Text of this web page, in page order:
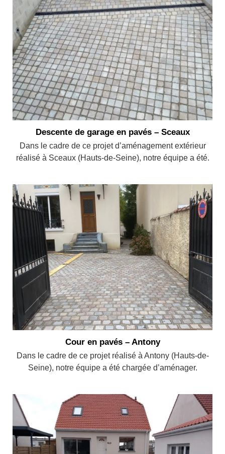
Descente de garage en pavés – Sceaux
Dans le cadre de ce projet d’aménagement extérieur
réalisé à Sceaux (Hauts-de-Seine), notre équipe a été.
Cour en pavés – Antony
Dans le cadre de ce projet réalisé à Antony (Hauts-de-
Seine), notre équipe a été chargée d’aménager.